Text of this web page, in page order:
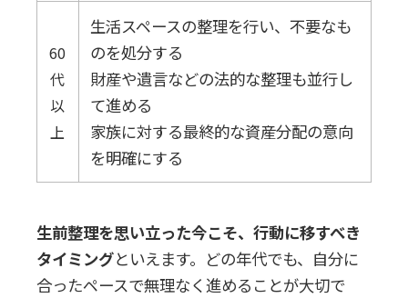
60
代
以
上
生活スペースの整理を行い、不要なも
のを処分する
財産や遺言などの法的な整理も並行し
て進める
家族に対する最終的な資産分配の意向
を明確にする
生前整理を思い立った今こそ、行動に移すべき
タイミングといえます。どの年代でも、自分に
合ったペースで無理なく進めることが大切で